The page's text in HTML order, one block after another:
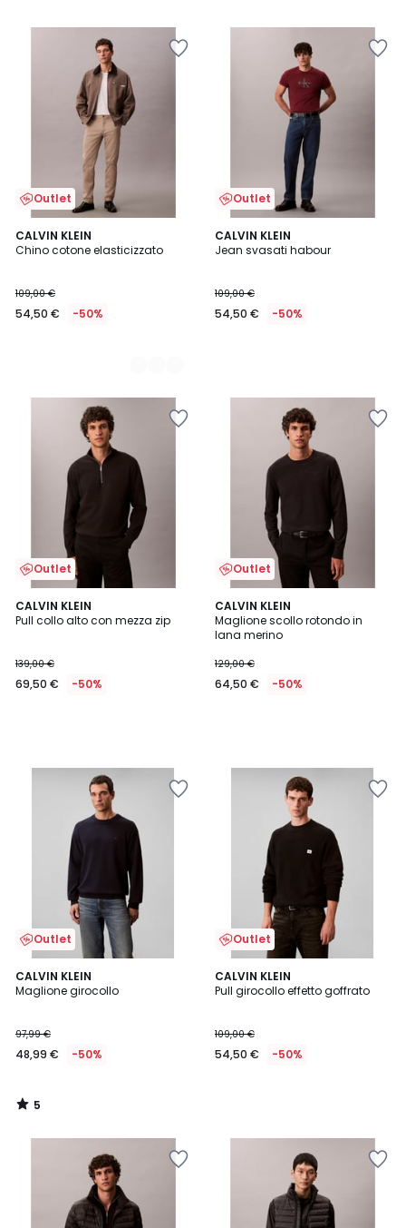
Outlet
CALVIN KLEIN
Chino cotone elasticizzato
109,00 €
54,50 € -50%
2
Colori
Outlet
CALVIN KLEIN
Jean svasati habour
109,00 €
54,50 € -50%
Outlet
CALVIN KLEIN
Pull collo alto con mezza zip
139,00 €
69,50 € -50%
Outlet
CALVIN KLEIN
Maglione scollo rotondo in
lana merino
129,00 €
64,50 € -50%
Outlet
CALVIN KLEIN
Maglione girocollo
97,99 €
48,99 € -50%
5
/
5
/
Outlet
CALVIN KLEIN
Pull girocollo effetto goffrato
109,00 €
54,50 € -50%